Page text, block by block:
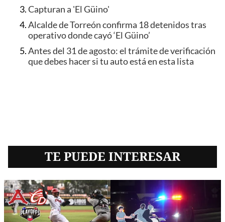
Capturan a 'El Güino'
Alcalde de Torreón confirma 18 detenidos tras
operativo donde cayó ‘El Güino’
Antes del 31 de agosto: el trámite de verificación
que debes hacer si tu auto está en esta lista
TE PUEDE INTERESAR